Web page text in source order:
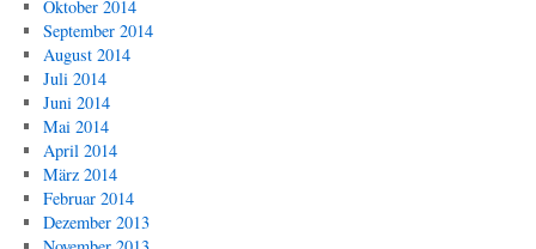
Oktober 2014
September 2014
August 2014
Juli 2014
Juni 2014
Mai 2014
April 2014
März 2014
Februar 2014
Dezember 2013